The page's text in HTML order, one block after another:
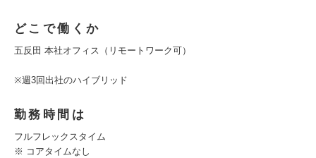
どこで働くか
五反田 本社オフィス（リモートワーク可）
※週3回出社のハイブリッド
勤務時間は
フルフレックスタイム
※ コアタイムなし